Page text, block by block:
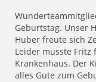
Geburtstag. Unser
Huber freute sich
Leider musste
Krankenhaus. Der
alles Gute zum